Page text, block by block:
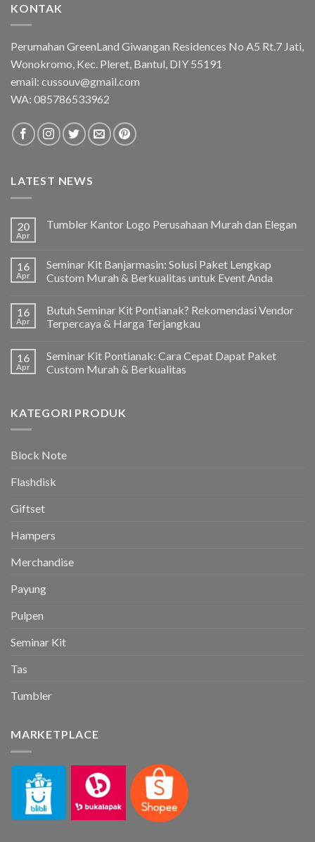
KONTAK
Perumahan GreenLand Giwangan Residences No A5 Rt.7 Jati,
Wonokromo, Kec. Pleret, Bantul, DIY 55191
email: cussouv@gmail.com
WA: 085786533962
LATEST NEWS
20
Apr
Tumbler Kantor Logo Perusahaan Murah dan Elegan
16
Apr
Seminar Kit Banjarmasin: Solusi Paket Lengkap
Custom Murah & Berkualitas untuk Event Anda
16
Apr
Butuh Seminar Kit Pontianak? Rekomendasi Vendor
Terpercaya & Harga Terjangkau
16
Apr
Seminar Kit Pontianak: Cara Cepat Dapat Paket
Custom Murah & Berkualitas
KATEGORI PRODUK
Block Note
Flashdisk
Giftset
Hampers
Merchandise
Payung
Pulpen
Seminar Kit
Tas
Tumbler
MARKETPLACE